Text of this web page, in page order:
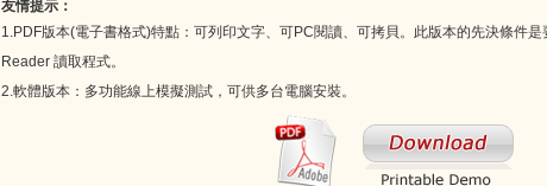
友情提示：
1.PDF版本(電子書格式)特點：可列印文字、可PC閱讀、可拷貝。此版本的先決條件
Reader 讀取程式。
2.軟體版本：多功能線上模擬測試，可供多台電腦安裝。